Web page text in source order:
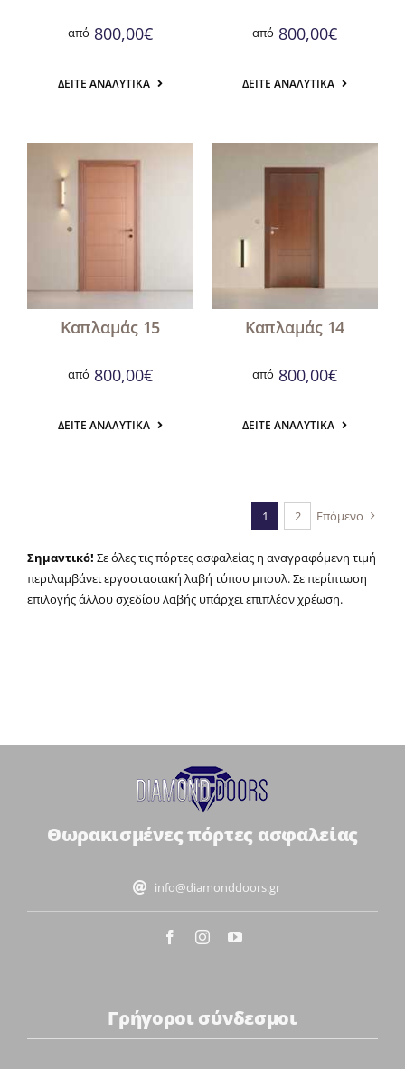
από 800,00€
ΔΕΊΤΕ ΑΝΑΛΥΤΙΚΆ
από 800,00€
ΔΕΊΤΕ ΑΝΑΛΥΤΙΚΆ
Καπλαμάς 15
από 800,00€
ΔΕΊΤΕ ΑΝΑΛΥΤΙΚΆ
Καπλαμάς 14
από 800,00€
ΔΕΊΤΕ ΑΝΑΛΥΤΙΚΆ
1 2 Επόμενο
Σημαντικό! Σε όλες τις πόρτες ασφαλείας η αναγραφόμενη τιμή
περιλαμβάνει εργοστασιακή λαβή τύπου μπουλ. Σε περίπτωση
επιλογής άλλου σχεδίου λαβής υπάρχει επιπλέον χρέωση.
Θωρακισμένες πόρτες ασφαλείας
info@diamonddoors.gr
Γρήγοροι σύνδεσμοι